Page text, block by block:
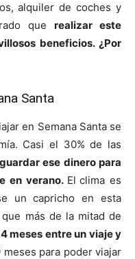
alquiler de coches y
que realizar este
beneficios. ¿Por
Santa
en Semana Santa se
Casi el 30% de las
ese dinero para
en verano. El clima es
un capricho en esta
más de la mitad de
meses entre un viaje y
meses para poder viajar